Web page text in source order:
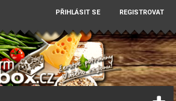
PŘIHLÁSIT SE REGISTROVAT